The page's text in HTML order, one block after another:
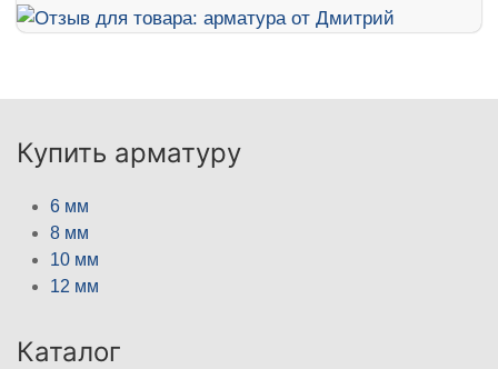
Купить арматуру
6 мм
8 мм
10 мм
12 мм
Каталог